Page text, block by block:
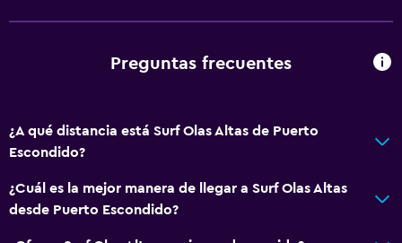
Entrada privada
Servicios básicos
Internet
Ventilador
Artículos de aseo gratis
Champú
Preguntas frecuentes
¿A qué distancia está Surf Olas Altas de Puerto
Escondido?
¿Cuál es la mejor manera de llegar a Surf Olas Altas
desde Puerto Escondido?